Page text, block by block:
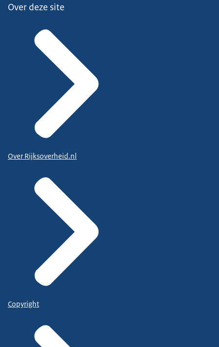
Over deze site
Over Rijksoverheid.nl
Copyright